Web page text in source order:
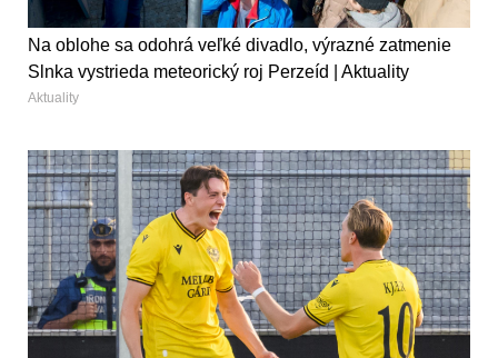
Na oblohe sa odohrá veľké divadlo, výrazné zatmenie
Slnka vystrieda meteorický roj Perzeíd | Aktuality
Aktuality